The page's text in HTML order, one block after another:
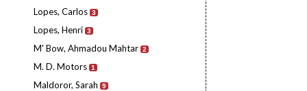
Lopes, Carlos 3
Lopes, Henri 3
M' Bow, Ahmadou Mahtar 2
M. D. Motors 1
Maldoror, Sarah 9